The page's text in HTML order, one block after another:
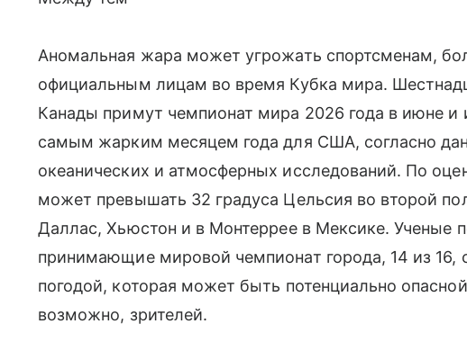
Аномальная жара может угрожать спортсменам,
официальным лицам во время Кубка мира.
Канады примут чемпионат мира 2026 года в июне
самым жарким месяцем года для США, согласно
океанических и атмосферных исследований. По
может превышать 32 градуса Цельсия во второй
Даллас, Хьюстон и в Монтеррее в Мексике. Ученые
принимающие мировой чемпионат города, 14 из 16,
погодой, которая может быть потенциально
возможно, зрителей.